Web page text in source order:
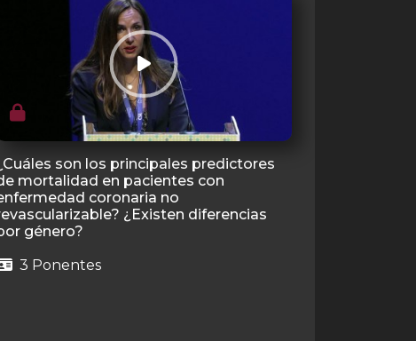
son los principales predictores
mortalidad en pacientes con
coronaria no
¿Existen diferencias
género?
3 Ponentes